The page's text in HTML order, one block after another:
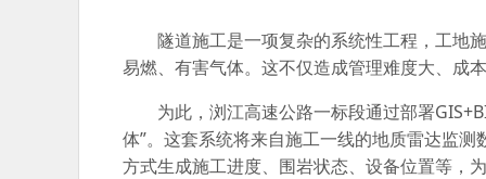
隧道施工是一项复杂的系统性工程，工地
易燃、有害气体。这不仅造成管理难度大、成
为此，浏江高速公路一标段通过部署
体”。这套系统将来自施工一线的地质雷达监
方式生成施工进度、围岩状态、设备位置等，